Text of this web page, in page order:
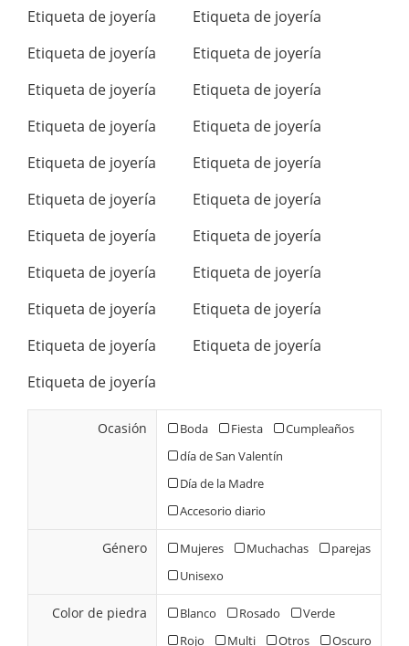
Etiqueta de joyería
Etiqueta de joyería
Etiqueta de joyería
Etiqueta de joyería
Etiqueta de joyería
Etiqueta de joyería
Etiqueta de joyería
Etiqueta de joyería
Etiqueta de joyería
Etiqueta de joyería
Etiqueta de joyería
Etiqueta de joyería
Etiqueta de joyería
Etiqueta de joyería
Etiqueta de joyería
Etiqueta de joyería
Etiqueta de joyería
Etiqueta de joyería
Etiqueta de joyería
Etiqueta de joyería
Etiqueta de joyería
Ocasión Boda Fiesta
Cumpleaños
día de San Valentín
Día de la Madre
Accesorio diario
Género Mujeres Muchachas
parejas
Unisexo
Color de piedra Blanco Rosado
Verde
Rojo
Multi Otros
Oscuro